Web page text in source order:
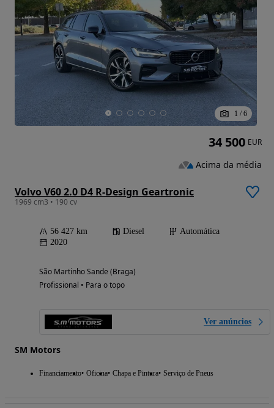
1 / 6
Volvo V60 2.0 D4 R-Design Geartronic
1969 cm3 • 190 cv
56 427 km Diesel
Automática
2020
São Martinho Sande (Braga)
Profissional • Para o topo
Ver anúncios
SM Motors
Financiamento Oficina Chapa e Pintura Serviço de Pneus
34 500 EUR
Acima da média